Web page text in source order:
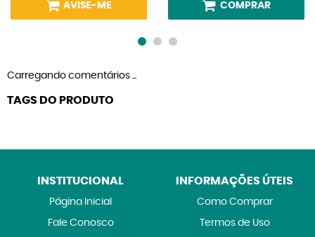
AVISE-ME COMPRAR
Carregando comentários ...
TAGS DO PRODUTO
INSTITUCIONAL
Página Inicial
Fale Conosco
INFORMAÇÕES ÚTEIS
Como Comprar
Termos de Uso